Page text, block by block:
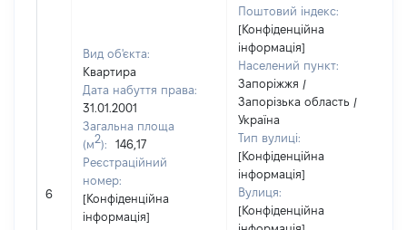
6
Вид об'єкта:
Квартира
Дата набуття права:
31.01.2001
Загальна площа
(м2):
146,17
Реєстраційний
номер:
[Конфіденційна
інформація]
Поштовий індекс:
[Конфіденційна
інформація]
Населений пункт:
Запоріжжя /
Запорізька область /
Україна
Тип вулиці:
[Конфіденційна
інформація]
Вулиця:
[Конфіденційна